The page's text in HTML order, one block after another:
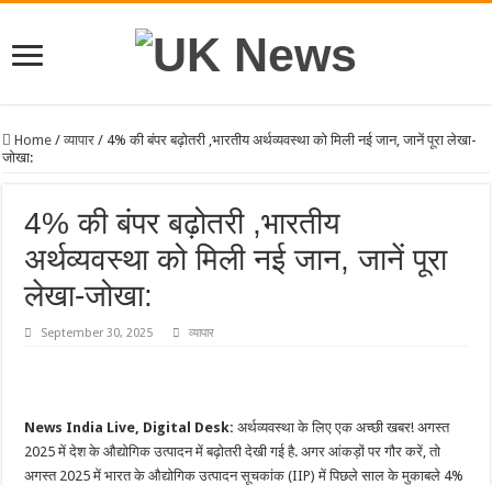
Home / व्यापार / 4% की बंपर बढ़ोतरी ,भारतीय अर्थव्यवस्था को मिली नई जान, जानें पूरा लेखा-
जोखा:
4% की बंपर बढ़ोतरी ,भारतीय
अर्थव्यवस्था को मिली नई जान, जानें पूरा
लेखा-जोखा:
September 30, 2025 व्यापार
News India Live, Digital Desk:अर्थव्यवस्था के लिए एक अच्छी खबर! अगस्त
2025 में देश के औद्योगिक उत्पादन में बढ़ोतरी देखी गई है. अगर आंकड़ों पर गौर करें, तो
अगस्त 2025 में भारत के औद्योगिक उत्पादन सूचकांक (IIP) में पिछले साल के मुकाबले 4%